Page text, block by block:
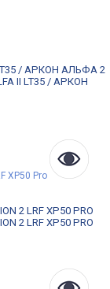
/ АРКОН АЛЬФА 2
II LT35 / АРКОН
2 LRF XP50 PRO
2 LRF XP50 PRO